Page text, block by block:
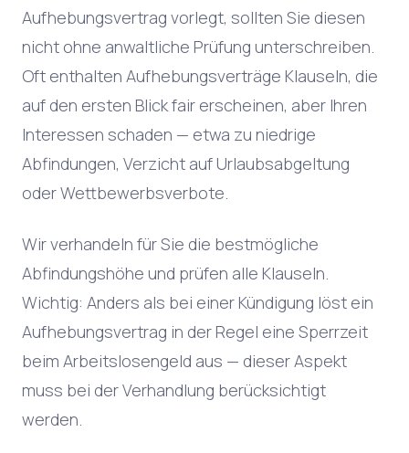
Aufhebungsvertrag vorlegt, sollten Sie diesen
nicht ohne anwaltliche Prüfung unterschreiben.
Oft enthalten Aufhebungsverträge Klauseln, die
auf den ersten Blick fair erscheinen, aber Ihren
Interessen schaden — etwa zu niedrige
Abfindungen, Verzicht auf Urlaubsabgeltung
oder Wettbewerbsverbote.
Wir verhandeln für Sie die bestmögliche
Abfindungshöhe und prüfen alle Klauseln.
Wichtig: Anders als bei einer Kündigung löst ein
Aufhebungsvertrag in der Regel eine Sperrzeit
beim Arbeitslosengeld aus — dieser Aspekt
muss bei der Verhandlung berücksichtigt
werden.